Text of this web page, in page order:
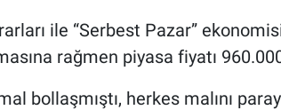
ile “Serbest Pazar”
rağmen piyasa fiyatı
bollaşmıştı, herkes malını